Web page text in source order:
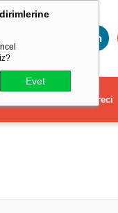
Evet
Toptan
Dekorasyon ve Ev Gereci